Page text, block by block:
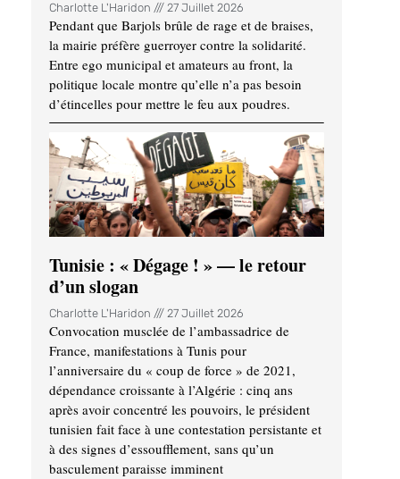
Charlotte L'Haridon 27 Juillet 2026
Pendant que Barjols brûle de rage et de braises,
la mairie préfère guerroyer contre la solidarité.
Entre ego municipal et amateurs au front, la
politique locale montre qu’elle n’a pas besoin
d’étincelles pour mettre le feu aux poudres.
Tunisie : « Dégage ! » — le retour
d’un slogan
Charlotte L'Haridon 27 Juillet 2026
Convocation musclée de l’ambassadrice de
France, manifestations à Tunis pour
l’anniversaire du « coup de force » de 2021,
dépendance croissante à l’Algérie : cinq ans
après avoir concentré les pouvoirs, le président
tunisien fait face à une contestation persistante et
à des signes d’essoufflement, sans qu’un
basculement paraisse imminent